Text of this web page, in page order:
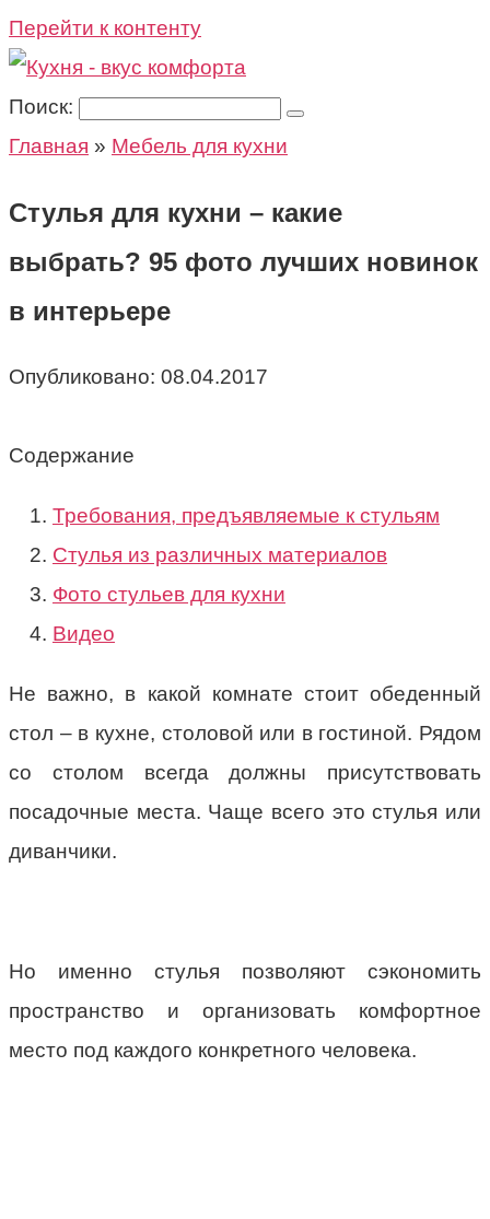
Перейти к контенту
Поиск:
Главная » Мебель для кухни
Стулья для кухни – какие
выбрать? 95 фото лучших новинок
в интерьере
Опубликовано: 08.04.2017
Содержание
Требования, предъявляемые к стульям
Стулья из различных материалов
Фото стульев для кухни
Видео
Не важно, в какой комнате стоит обеденный
стол – в кухне, столовой или в гостиной. Рядом
со столом всегда должны присутствовать
посадочные места. Чаще всего это стулья или
диванчики.
Но именно стулья позволяют сэкономить
пространство и организовать комфортное
место под каждого конкретного человека.